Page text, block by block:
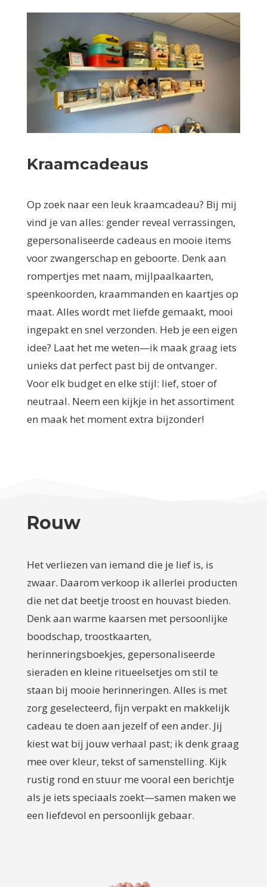
Kraamcadeaus
Op zoek naar een leuk kraamcadeau? Bij mij
vind je van alles: gender reveal verrassingen,
gepersonaliseerde cadeaus en mooie items
voor zwangerschap en geboorte. Denk aan
rompertjes met naam, mijlpaalkaarten,
speenkoorden, kraammanden en kaartjes op
maat. Alles wordt met liefde gemaakt, mooi
ingepakt en snel verzonden. Heb je een eigen
idee? Laat het me weten—ik maak graag iets
unieks dat perfect past bij de ontvanger.
Voor elk budget en elke stijl: lief, stoer of
neutraal. Neem een kijkje in het assortiment
en maak het moment extra bijzonder!
Rouw
Het verliezen van iemand die je lief is, is
zwaar. Daarom verkoop ik allerlei producten
die net dat beetje troost en houvast bieden.
Denk aan warme kaarsen met persoonlijke
boodschap, troostkaarten,
herinneringsboekjes, gepersonaliseerde
sieraden en kleine ritueelsetjes om stil te
staan bij mooie herinneringen. Alles is met
zorg geselecteerd, fijn verpakt en makkelijk
cadeau te doen aan jezelf of een ander. Jij
kiest wat bij jouw verhaal past; ik denk graag
mee over kleur, tekst of samenstelling. Kijk
rustig rond en stuur me vooral een berichtje
als je iets speciaals zoekt—samen maken we
een liefdevol en persoonlijk gebaar.